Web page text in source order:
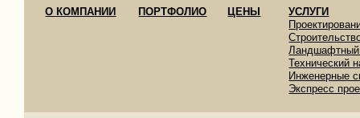
О КОМПАНИИ ПОРТФОЛИО ЦЕНЫ
УСЛУГИ
Ландшафтный
Технический
Инженерные
Экспресс